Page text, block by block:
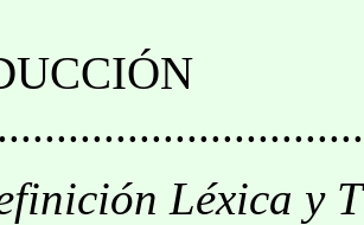
Léxica y